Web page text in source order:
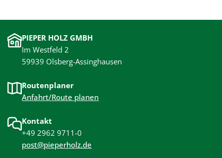
PIEPER HOLZ GMBH
Im Westfeld 2
59939 Olsberg-Assinghausen
Routenplaner
Anfahrt/Route planen
Kontakt
+49 2962 9711-0
post@pieperholz.de